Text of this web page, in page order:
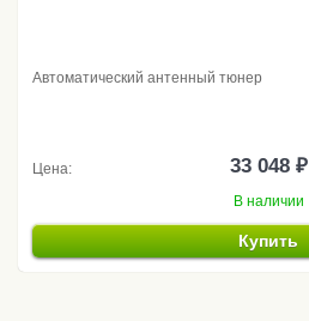
Автоматический антенный тюнер
Цена: 33 048 ₽
В наличии
Купить